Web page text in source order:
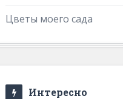
Цветы моего сада
Интересно